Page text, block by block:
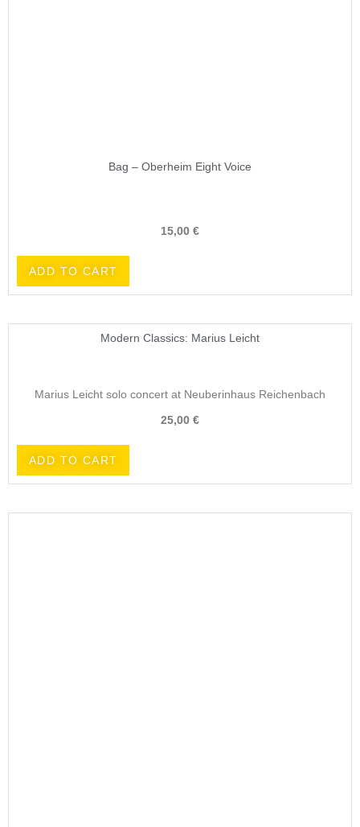
Bag – Oberheim Eight Voice
15,00 €
ADD TO CART
Modern Classics: Marius Leicht
Marius Leicht solo concert at Neuberinhaus Reichenbach
25,00 €
ADD TO CART